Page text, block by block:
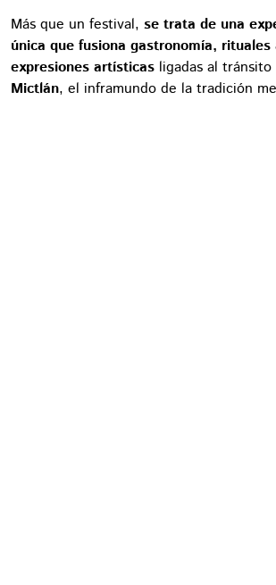
Más que un festival, se trata de una
única que fusiona gastronomía,
expresiones artísticas ligadas al
Mictlán, el inframundo de la tradición